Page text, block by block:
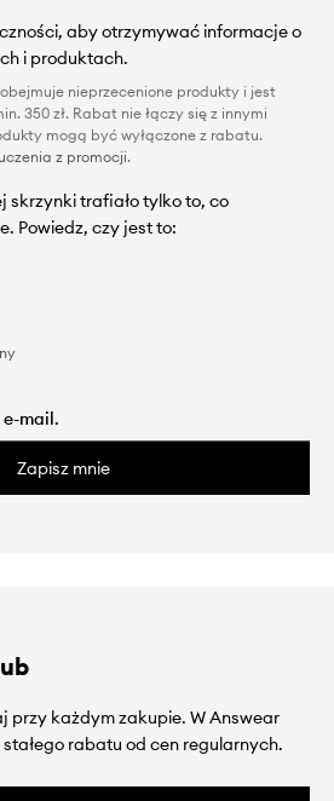
aby otrzymywać informacje o
i produktach.
nieprzecenione produkty i jest
350 zł. Rabat nie łączy się z innymi
mogą być wyłączone z rabatu.
z promocji.
skrzynki trafiało tylko to, co
Powiedz, czy jest to:
Zapisz mnie
przy każdym zakupie. W Answear
stałego rabatu od cen regularnych.